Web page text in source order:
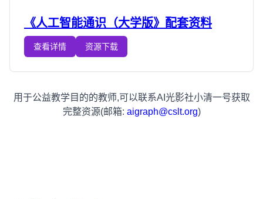
《人工智能通识（大学版》配套资料
查看详情 资源下载
用于公益教学目的的教师,可以联系AI光影社小清一号获取
完整资源(邮箱: aigraph@cslt.org)